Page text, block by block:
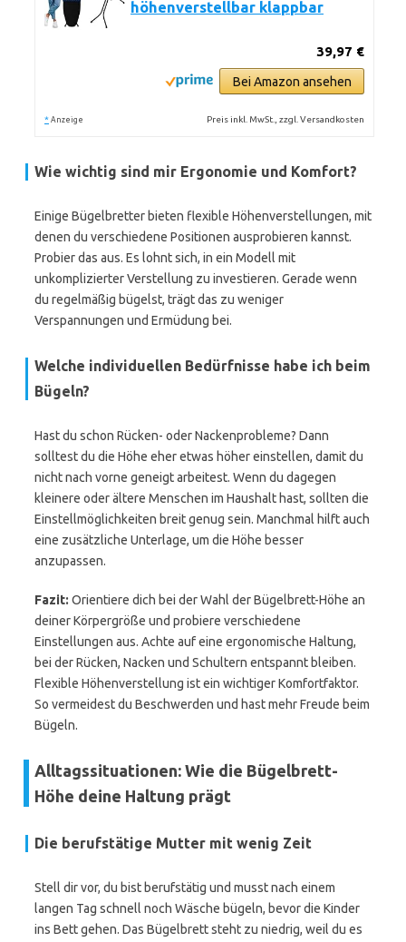
höhenverstellbar klappbar
39,97 €
Bei Amazon ansehen
* Anzeige Preis inkl. MwSt., zzgl. Versandkosten
Wie wichtig sind mir Ergonomie und Komfort?
Einige Bügelbretter bieten flexible Höhenverstellungen, mit
denen du verschiedene Positionen ausprobieren kannst.
Probier das aus. Es lohnt sich, in ein Modell mit
unkomplizierter Verstellung zu investieren. Gerade wenn
du regelmäßig bügelst, trägt das zu weniger
Verspannungen und Ermüdung bei.
Welche individuellen Bedürfnisse habe ich beim
Bügeln?
Hast du schon Rücken- oder Nackenprobleme? Dann
solltest du die Höhe eher etwas höher einstellen, damit du
nicht nach vorne geneigt arbeitest. Wenn du dagegen
kleinere oder ältere Menschen im Haushalt hast, sollten die
Einstellmöglichkeiten breit genug sein. Manchmal hilft auch
eine zusätzliche Unterlage, um die Höhe besser
anzupassen.
Fazit: Orientiere dich bei der Wahl der Bügelbrett-Höhe an
deiner Körpergröße und probiere verschiedene
Einstellungen aus. Achte auf eine ergonomische Haltung,
bei der Rücken, Nacken und Schultern entspannt bleiben.
Flexible Höhenverstellung ist ein wichtiger Komfortfaktor.
So vermeidest du Beschwerden und hast mehr Freude beim
Bügeln.
Alltagssituationen: Wie die Bügelbrett-
Höhe deine Haltung prägt
Die berufstätige Mutter mit wenig Zeit
Stell dir vor, du bist berufstätig und musst nach einem
langen Tag schnell noch Wäsche bügeln, bevor die Kinder
ins Bett gehen. Das Bügelbrett steht zu niedrig, weil du es